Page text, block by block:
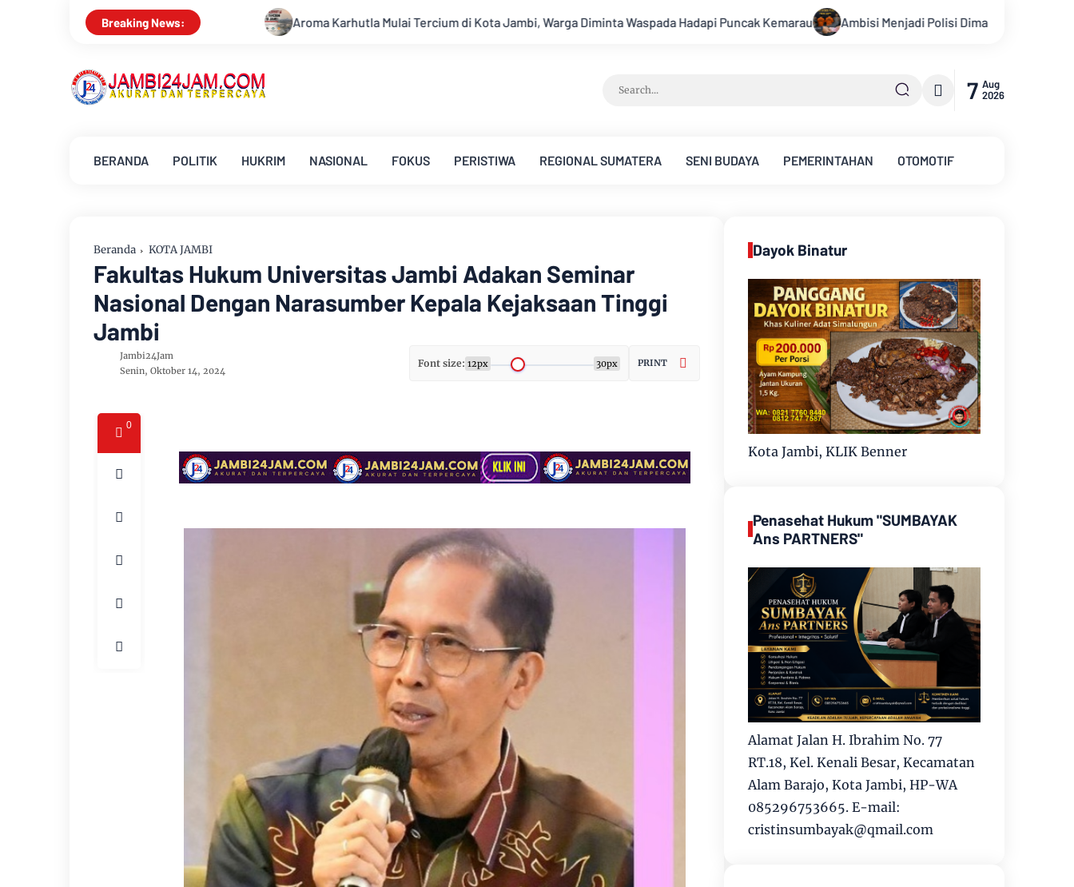
Breaking News:
Karhutla Mulai Tercium di Kota Jambi, Warga Diminta Waspada Hadapi Puncak Kemarau Ambisi Menjadi Polisi Dimanfaatkan Oknum, Dua Anggota Polda Jambi Diduga Tipu Calon
7 Aug
2026
BERANDA POLITIK HUKRIM NASIONAL FOKUS PERISTIWA REGIONAL SUMATERA SENI BUDAYA PEMERINTAHAN OTOMOTIF
Beranda KOTA JAMBI
Fakultas Hukum Universitas Jambi Adakan Seminar
Nasional Dengan Narasumber Kepala Kejaksaan Tinggi
Jambi
Jambi24Jam
Senin, Oktober 14, 2024
Font size: 12px 30px PRINT
0
Dayok Binatur
Kota Jambi, KLIK Benner
Penasehat Hukum "SUMBAYAK
Ans PARTNERS"
Alamat Jalan H. Ibrahim No. 77
RT.18, Kel. Kenali Besar, Kecamatan
Alam Barajo, Kota Jambi, HP-WA
085296753665. E-mail:
cristinsumbayak@qmail.com